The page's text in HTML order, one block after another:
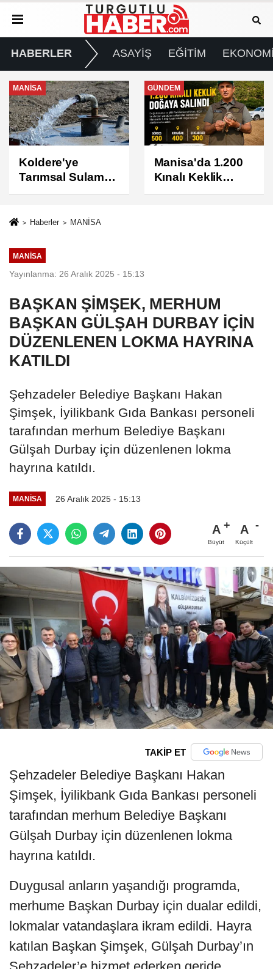
HABERLER ASAYİŞ EĞİTİM
GÜNDEM
Manisa'da 1.200
Kınalı Keklik
Doğaya Salındı
GÜNDEM
Turgutlu'da 8
Ağustos
Cumartesi Günü
Haberler MANİSA
MANİSA
Yayınlanma: 26 Aralık 2025 - 15:13
BAŞKAN ŞİMŞEK, MERHUM
BAŞKAN GÜLŞAH DURBAY İÇİN
DÜZENLENEN LOKMA HAYRINA
KATILDI
Şehzadeler Belediye Başkanı Hakan
Şimşek, İyilikbank Gıda Bankası personeli
tarafından merhum Belediye Başkanı
Gülşah Durbay için düzenlenen lokma
hayrına katıldı.
MANİSA 26 Aralık 2025 - 15:13
A
Büyüt
A
Küçült
TAKİP ET
Şehzadeler Belediye Başkanı Hakan
Şimşek, İyilikbank Gıda Bankası personeli
tarafından merhum Belediye Başkanı
Gülşah Durbay için düzenlenen lokma
hayrına katıldı.
Duygusal anların yaşandığı programda,
merhume Başkan Durbay için dualar edildi,
lokmalar vatandaşlara ikram edildi. Hayra
katılan Başkan Şimşek, Gülşah Durbay’ın